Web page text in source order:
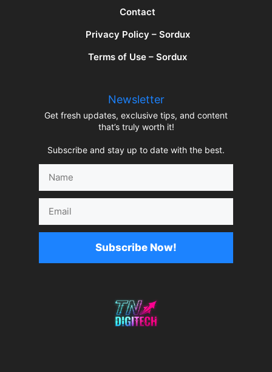
Contact
Privacy Policy – Sordux
Terms of Use – Sordux
Newsletter
Get fresh updates, exclusive tips, and content
that’s truly worth it!
Subscribe and stay up to date with the best.
Subscribe Now!